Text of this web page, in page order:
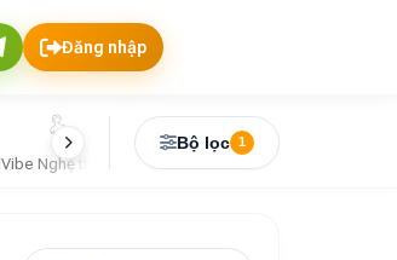
Đăng nhập
Vibe Nghệ thuật Vibe SantoriniVibe Tropical
Bộ lọc 1